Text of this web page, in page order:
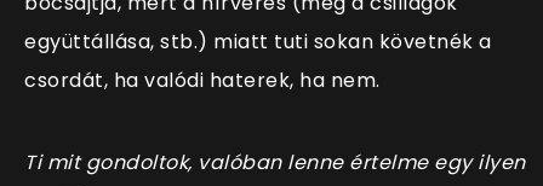
együttállása, stb.) miatt tuti sokan követnék a
csordát, ha valódi haterek, ha nem.
Ti mit gondoltok, valóban lenne értelme egy ilyen